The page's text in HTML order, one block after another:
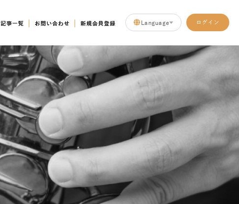
記事一覧 お問い合わせ 新規会員登録 Language ログイン